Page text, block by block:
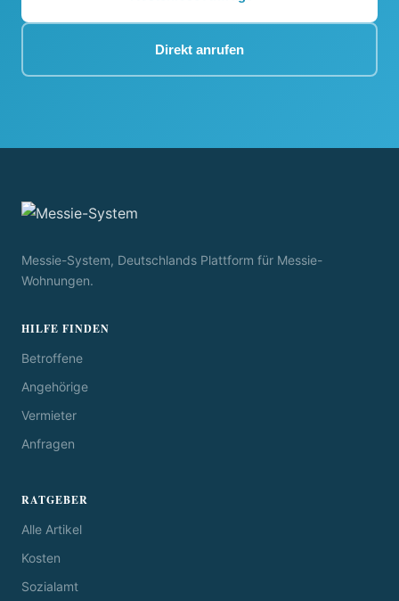
Direkt anrufen
Messie-System, Deutschlands Plattform für Messie-
Wohnungen.
HILFE FINDEN
Betroffene
Angehörige
Vermieter
Anfragen
RATGEBER
Alle Artikel
Kosten
Sozialamt